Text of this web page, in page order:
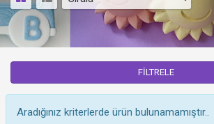
FİLTRELE
Aradığınız kriterlerde ürün bulunamamıştır..